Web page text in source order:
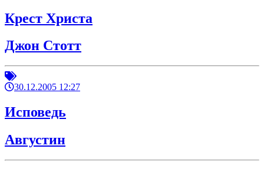
Крест Христа
Джон Стотт
30.12.2005 12:27
Исповедь
Августин